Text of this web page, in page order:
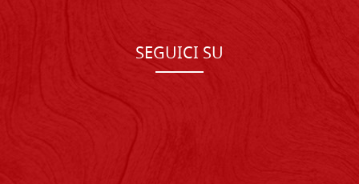
SEGUICI SU